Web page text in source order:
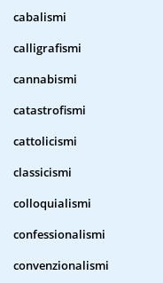
cabalismi
calligrafismi
cannabismi
catastrofismi
cattolicismi
classicismi
colloquialismi
confessionalismi
convenzionalismi